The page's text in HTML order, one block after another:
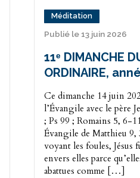
Méditation
Publié le 13 juin 2026
11ᵉ DIMANCHE
ORDINAIRE,
Ce dimanche 14 juin
l’Évangile avec le père
; Ps 99 ; Romains 5, 6-
Évangile de Matthieu 9,
voyant les foules, Jésus
envers elles parce
abattues comme […]